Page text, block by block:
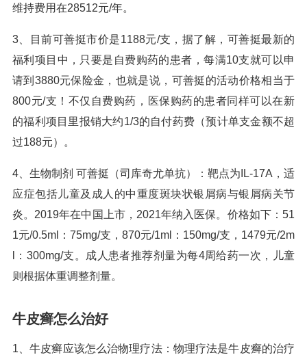
维持费用在28512元/年。
3、目前可善挺市价是1188元/支，据了解，可善挺最新的
福利项目中，只要是自费购药的患者，每满10支就可以申
请到3880元保险金，也就是说，可善挺的活动价格相当于
800元/支！不仅自费购药，医保购药的患者同样可以在新
的福利项目里报销大约1/3的自付药费（预计单支金额不超
过188元）。
4、生物制剂 可善挺（司库奇尤单抗）：靶点为IL-17A，适
应症包括儿童及成人的中重度斑块状银屑病与银屑病关节
炎。2019年在中国上市，2021年纳入医保。价格如下：51
1元/0.5ml：75mg/支，870元/1ml：150mg/支，1479元/2m
l：300mg/支。成人患者推荐剂量为每4周给药一次，儿童
则根据体重调整剂量。
牛皮癣怎么治好
1、牛皮癣应该怎么治物理疗法：物理疗法是牛皮癣的治疗